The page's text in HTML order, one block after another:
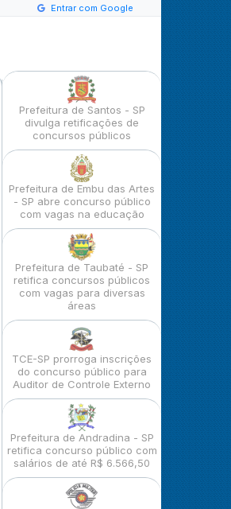
Entrar com Google
Prefeitura de Santos - SP
divulga retificações de
concursos públicos
Prefeitura de Embu das Artes
- SP abre concurso público
com vagas na educação
Prefeitura de Taubaté - SP
retifica concursos públicos
com vagas para diversas
áreas
TCE-SP prorroga inscrições
do concurso público para
Auditor de Controle Externo
Prefeitura de Andradina - SP
retifica concurso público com
salários de até R$ 6.566,50